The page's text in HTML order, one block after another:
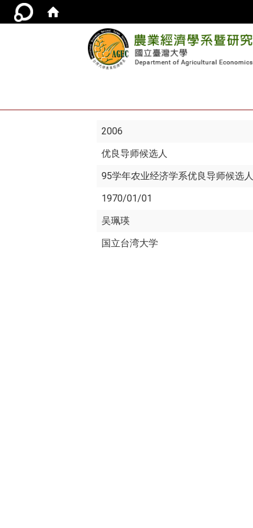
2006
优良导师候选人
95学年农业经济学系优良导师候选人
1970/01/01
吴珮瑛
国立台湾大学